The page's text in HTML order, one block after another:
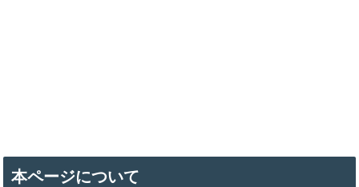
本ページについて